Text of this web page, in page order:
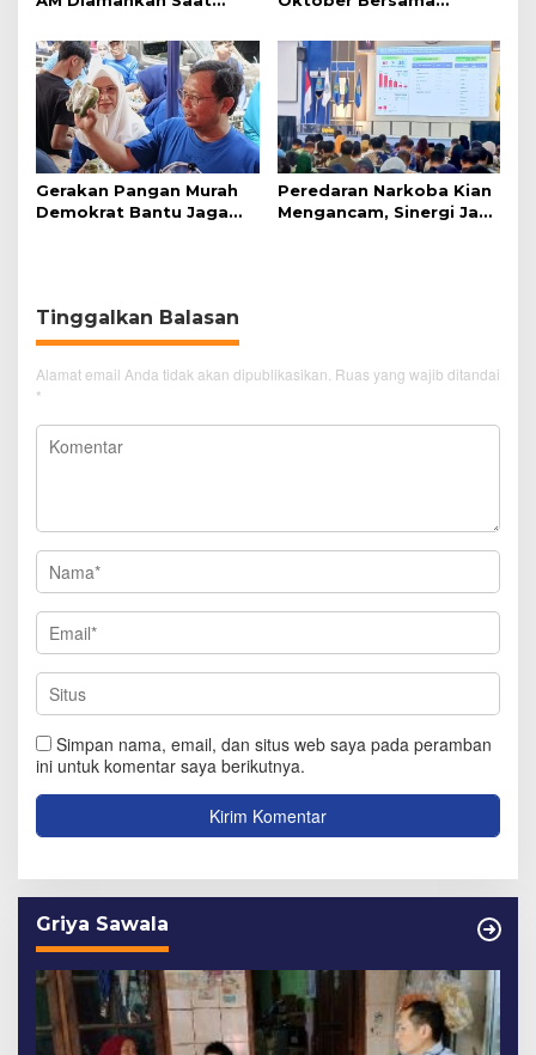
Menuju Baitullah
Gerakan Pangan Murah
Demokrat Bantu Jaga
Peredaran Narkoba Kian
Mengancam, Sinergi Jadi
Tinggalkan Balasan
Alamat email Anda tidak akan dipublikasikan. Ruas yang wajib ditandai
*
Simpan nama, email, dan situs web saya pada peramban
ini untuk komentar saya berikutnya.
Griya Sawala